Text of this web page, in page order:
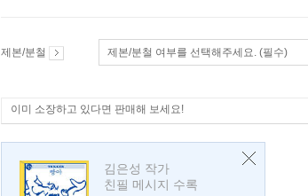
제본/분철 제본/분철 여부를 선택해주세요. (필수)
이미 소장하고 있다면 판매해 보세요!
김은성 작가
친필 메시지 수록